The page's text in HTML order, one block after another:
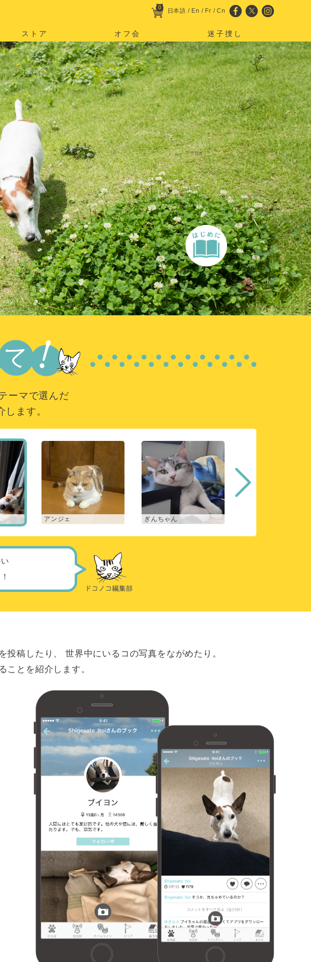
0 日本語 / En / Fr /Cn
ストア オフ会 迷子捜し
ーマで選んだ
ます。
アンジェ ぎんちゃん
投稿したり、
世界中にいるコの写真をながめたり。
ことを紹介します。